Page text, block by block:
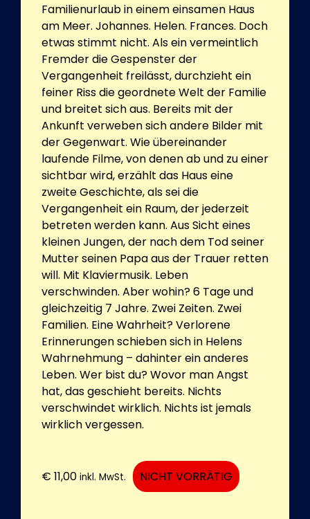
Familienurlaub in einem einsamen Haus
am Meer. Johannes. Helen. Frances. Doch
etwas stimmt nicht. Als ein vermeintlich
Fremder die Gespenster der
Vergangenheit freilässt, durchzieht ein
feiner Riss die geordnete Welt der Familie
und breitet sich aus. Bereits mit der
Ankunft verweben sich andere Bilder mit
der Gegenwart. Wie übereinander
laufende Filme, von denen ab und zu einer
sichtbar wird, erzählt das Haus eine
zweite Geschichte, als sei die
Vergangenheit ein Raum, der jederzeit
betreten werden kann. Aus Sicht eines
kleinen Jungen, der nach dem Tod seiner
Mutter seinen Papa aus der Trauer retten
will. Mit Klaviermusik. Leben
verschwinden. Aber wohin? 6 Tage und
gleichzeitig 7 Jahre. Zwei Zeiten. Zwei
Familien. Eine Wahrheit? Verlorene
Erinnerungen schieben sich in Helens
Wahrnehmung – dahinter ein anderes
Leben. Wer bist du? Wovor man Angst
hat, das geschieht bereits. Nichts
verschwindet wirklich. Nichts ist jemals
wirklich vergessen.
€ 11,00 inkl. MwSt. NICHT VORRÄTIG